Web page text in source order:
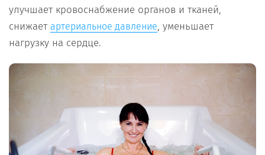
улучшает кровоснабжение органов и тканей,
снижает артериальное давление, уменьшает
нагрузку на сердце.